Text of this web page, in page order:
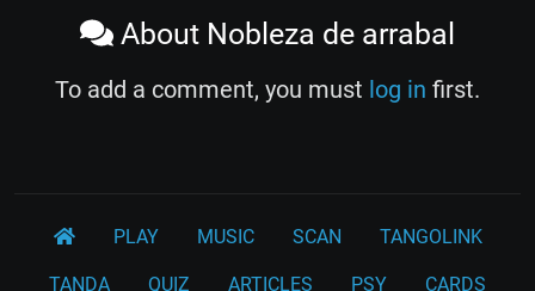
About Nobleza de arrabal
To add a comment, you must log in first.
PLAY MUSIC SCAN TANGOLINK
TANDA QUIZ ARTICLES PSY CARDS